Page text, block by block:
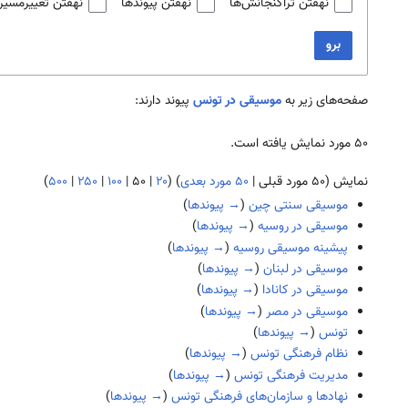
برو
صفحه‌های زیر بهموسیقی در تونس پیوند دارند:
۵۰ مورد نمایش یافته است.
نمایش (۵۰ مورد قبلی | ۵۰ مورد بعدی ) (۲۰ | ۵۰| ۱۰۰ | ۲۵۰ | ۵۰۰)
موسیقی سنتی چین (→ پیوندها)
موسیقی در روسیه (→ پیوندها)
پیشینه موسیقی روسیه (→ پیوندها)
موسیقی در لبنان (→ پیوندها)
موسیقی در کانادا (→ پیوندها)
موسیقی در مصر (→ پیوندها)
تونس (→ پیوندها)
نظام فرهنگی تونس (→ پیوندها)
مدیریت فرهنگی تونس (→ پیوندها)
نهادها و سازمان‌های فرهنگی تونس (→ پیوندها)